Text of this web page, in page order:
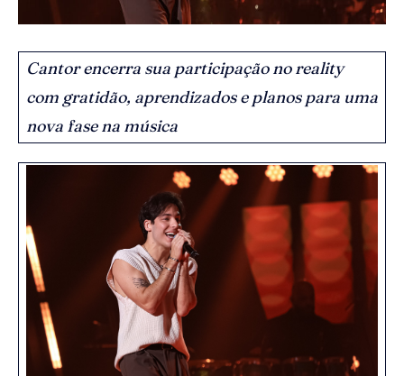
Cantor encerra sua participação no reality
com gratidão, aprendizados e planos para uma
nova fase na música